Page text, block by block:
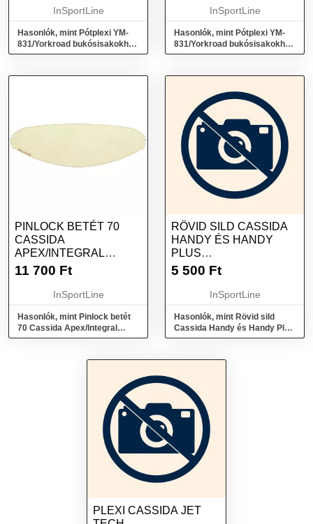
InSportLine
Hasonlók, mint Pótplexi YM-
831/Yorkroad bukósisakokhoz
Pinlock 70-hez való csapokkal
InSportLine
Hasonlók, mint Pótplexi YM-
831/Yorkroad bukósisakokhoz
Pinlock 70-hez való csapokkal
PINLOCK BETÉT 70
CASSIDA
APEX/INTEGRAL
3.0/COMPRESS 2.0
11 700 Ft
InSportLine
Hasonlók, mint Pinlock betét
70 Cassida Apex/Integral
3.0/Compress 2.0
RÖVID SILD CASSIDA
HANDY ÉS HANDY
PLUS
BUKÓSISAKOKHOZ
5 500 Ft
InSportLine
Hasonlók, mint Rövid sild
Cassida Handy és Handy Plus
bukósisakokhoz fekete
PLEXI CASSIDA JET